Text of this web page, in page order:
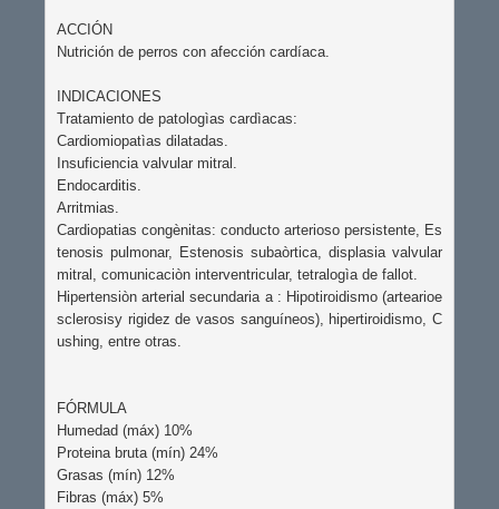
ACCIÓN
Nutrición de perros con afección cardíaca.
INDICACIONES
Tratamiento de patologìas cardìacas:
Cardiomiopatìas dilatadas.
Insuficiencia valvular mitral.
Endocarditis.
Arritmias.
Cardiopatias congènitas: conducto arterioso persistente, Es
tenosis pulmonar, Estenosis subaòrtica, displasia valvular
mitral, comunicaciòn interventricular, tetralogìa de fallot.
Hipertensiòn arterial secundaria a : Hipotiroidismo (artearioe
sclerosisy rigidez de vasos sanguíneos), hipertiroidismo, C
ushing, entre otras.
FÓRMULA
Humedad (máx) 10%
Proteina bruta (mín) 24%
Grasas (mín) 12%
Fibras (máx) 5%